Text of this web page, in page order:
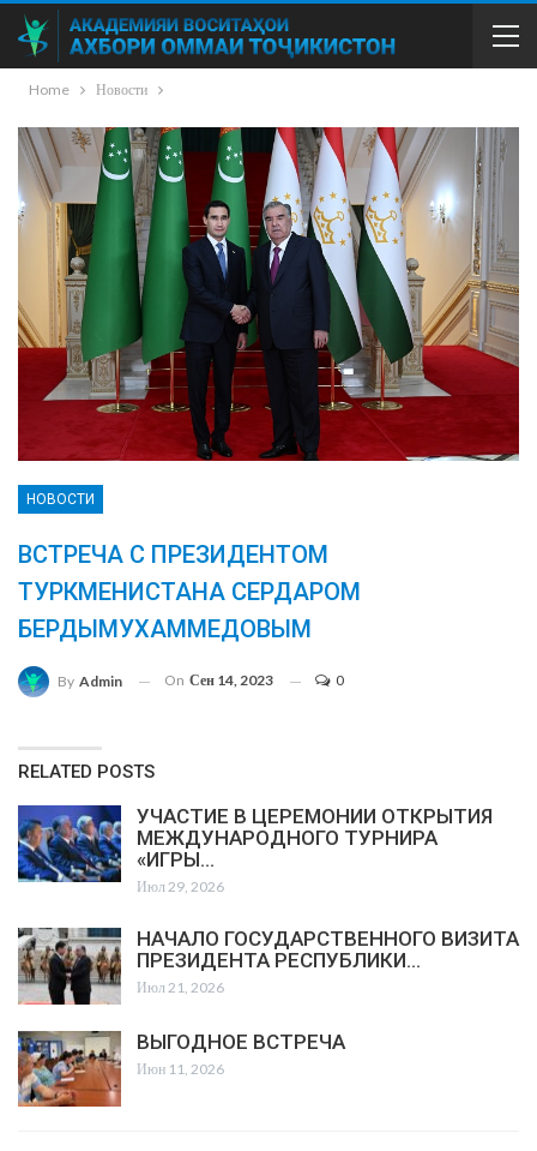
Home Новости
НОВОСТИ
ВСТРЕЧА С ПРЕЗИДЕНТОМ
ТУРКМЕНИСТАНА СЕРДАРОМ
БЕРДЫМУХАММЕДОВЫМ
By Admin On Сен 14, 2023 0
RELATED POSTS
УЧАСТИЕ В ЦЕРЕМОНИИ ОТКРЫТИЯ
МЕЖДУНАРОДНОГО ТУРНИРА
«ИГРЫ…
Июл 29, 2026
НАЧАЛО ГОСУДАРСТВЕННОГО ВИЗИТА
ПРЕЗИДЕНТА РЕСПУБЛИКИ…
Июл 21, 2026
ВЫГОДНОЕ ВСТРЕЧА
Июн 11, 2026